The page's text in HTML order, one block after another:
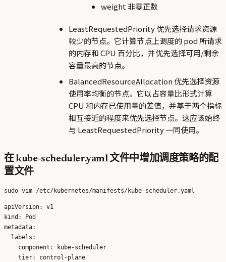
weight 非零正数
LeastRequestedPriority 优先选择请求资源
较少的节点。它计算节点上调度的 pod 所请求
的内存和 CPU 百分比，并优先选择可用/剩余
容量最高的节点。
BalancedResourceAllocation 优先选择资源
使用率均衡的节点。它以占容量比形式计算
CPU 和内存已使用量的差值，并基于两个指标
相互接近的程度来优先选择节点。这应该始终
与 LeastRequestedPriority 一同使用。
在 kube-scheduler.yaml 文件中增加调度策略的配
置文件
apiVersion: v1
kind: Pod
metadata:
  labels:
    component: kube-scheduler
    tier: control-plane